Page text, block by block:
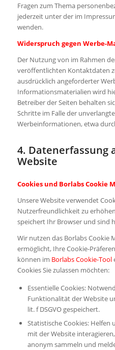
Fragen zum Thema
jederzeit unter der im
wenden.
Widerspruch gegen Werbe-
Der Nutzung von im Rahmen
veröffentlichten Kontaktdaten
ausdrücklich angeforderter
Informationsmaterialien wird
Betreiber der Seiten behalten
Schritte im Falle der
Werbeinformationen, etwa
4. Datenerfassung
Website
Cookies und Borlabs Cookie
Unsere Website verwendet
Nutzerfreundlichkeit zu
speichert Ihr Browser und sind
Wir nutzen das Borlabs Cookie
ermöglicht, Ihre Cookie-
können im Borlabs Cookie-Tool
Cookies Sie zulassen möchten:
Essentielle Cookies:
Funktionalität der Website
lit. f DSGVO gespeichert.
Statistische Cookies: Helfen
mit der Website
anonym sammeln und